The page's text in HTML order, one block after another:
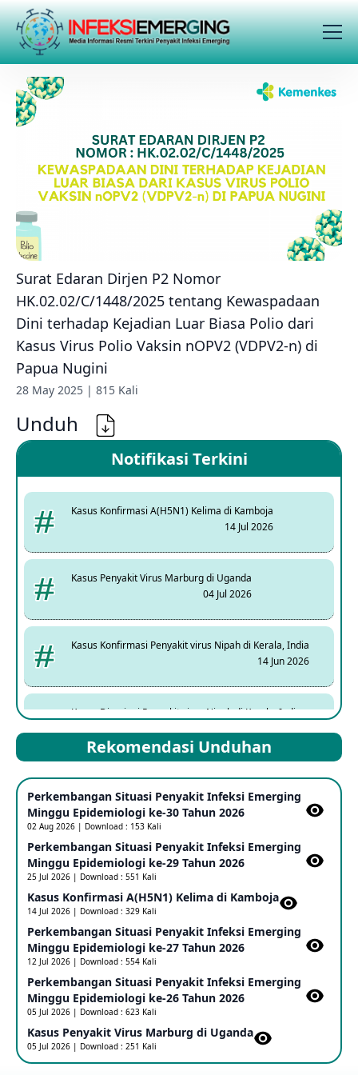
Surat Edaran Dirjen P2 Nomor
HK.02.02/C/1448/2025 tentang Kewaspadaan
Dini terhadap Kejadian Luar Biasa Polio dari
Kasus Virus Polio Vaksin nOPV2 (VDPV2-n) di
Papua Nugini
28 May 2025 | 815 Kali
Unduh
Notifikasi Terkini
Kasus Konfirmasi A(H5N1) Kelima di Kamboja
14 Jul 2026
Kasus Penyakit Virus Marburg di Uganda
04 Jul 2026
Kasus Konfirmasi Penyakit virus Nipah di Kerala, India
14 Jun 2026
Kasus Dicurigai Penyakit virus Nipah di Kerala, India
Mpox Clade 1b di Taiwan
25 May 2026
Update Informasi PHEIC Penyakit Ebola
23 May 2026
Penetapan Outbreak Penyakit Ebola di RD Kongo dan
Uganda Sebagai PHEIC
17 May 2026
Outbreak Penyakti Ebola di RD Kongo
16 May 2026
Kasus Konfirmasi A(H5NN6) di Cina
Rekomendasi Unduhan
Perkembangan Situasi Penyakit Infeksi Emerging
Minggu Epidemiologi ke-30 Tahun 2026
02 Aug 2026 | Download : 153 Kali
Perkembangan Situasi Penyakit Infeksi Emerging
Minggu Epidemiologi ke-29 Tahun 2026
25 Jul 2026 | Download : 551 Kali
Kasus Konfirmasi A(H5N1) Kelima di Kamboja​
14 Jul 2026 | Download : 329 Kali
Perkembangan Situasi Penyakit Infeksi Emerging
Minggu Epidemiologi ke-27 Tahun 2026
12 Jul 2026 | Download : 554 Kali
Perkembangan Situasi Penyakit Infeksi Emerging
Minggu Epidemiologi ke-26 Tahun 2026
05 Jul 2026 | Download : 623 Kali
Kasus Penyakit Virus Marburg di Uganda
05 Jul 2026 | Download : 251 Kali